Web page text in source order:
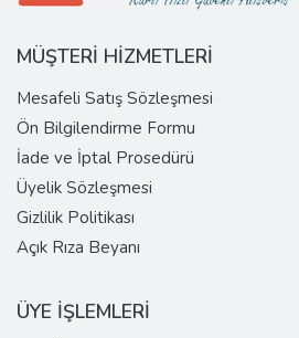
MÜŞTERİ HİZMETLERİ
Mesafeli Satış Sözleşmesi
Ön Bilgilendirme Formu
İade ve İptal Prosedürü
Üyelik Sözleşmesi
Gizlilik Politikası
Açık Rıza Beyanı
ÜYE İŞLEMLERİ